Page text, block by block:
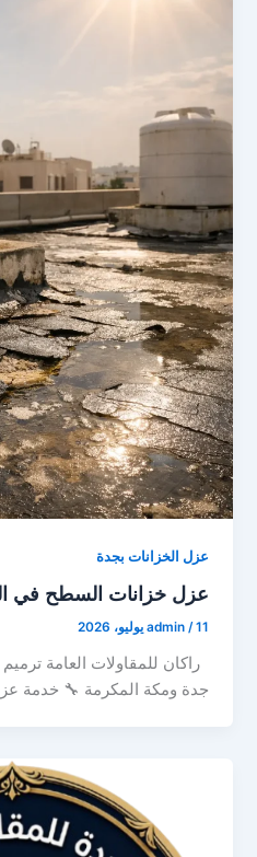
عزل الخزانات بجدة
عزل خزانات السطح في
admin /11 يوليو، 2026
راكان للمقاولات العامة
جدة ومكة المكرمة 🔧 خدمة